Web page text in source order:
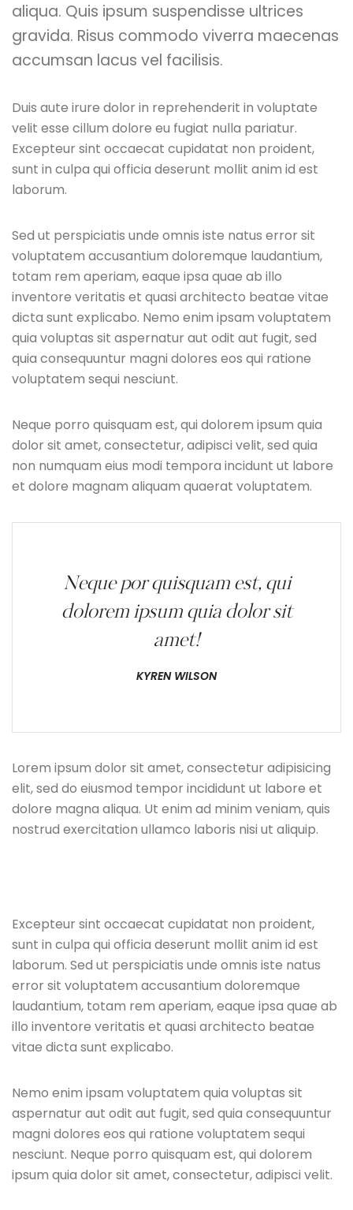
aliqua. Quis ipsum suspendisse ultrices
gravida. Risus commodo viverra maecenas
accumsan lacus vel facilisis.
Duis aute irure dolor in reprehenderit in voluptate
velit esse cillum dolore eu fugiat nulla pariatur.
Excepteur sint occaecat cupidatat non proident,
sunt in culpa qui officia deserunt mollit anim id est
laborum.
Sed ut perspiciatis unde omnis iste natus error sit
voluptatem accusantium doloremque laudantium,
totam rem aperiam, eaque ipsa quae ab illo
inventore veritatis et quasi architecto beatae vitae
dicta sunt explicabo. Nemo enim ipsam voluptatem
quia voluptas sit aspernatur aut odit aut fugit, sed
quia consequuntur magni dolores eos qui ratione
voluptatem sequi nesciunt.
Neque porro quisquam est, qui dolorem ipsum quia
dolor sit amet, consectetur, adipisci velit, sed quia
non numquam eius modi tempora incidunt ut labore
et dolore magnam aliquam quaerat voluptatem.
Neque por quisquam est, qui
dolorem ipsum quia dolor sit
amet!
KYREN WILSON
Lorem ipsum dolor sit amet, consectetur adipisicing
elit, sed do eiusmod tempor incididunt ut labore et
dolore magna aliqua. Ut enim ad minim veniam, quis
nostrud exercitation ullamco laboris nisi ut aliquip.
Excepteur sint occaecat cupidatat non proident,
sunt in culpa qui officia deserunt mollit anim id est
laborum. Sed ut perspiciatis unde omnis iste natus
error sit voluptatem accusantium doloremque
laudantium, totam rem aperiam, eaque ipsa quae ab
illo inventore veritatis et quasi architecto beatae
vitae dicta sunt explicabo.
Nemo enim ipsam voluptatem quia voluptas sit
aspernatur aut odit aut fugit, sed quia consequuntur
magni dolores eos qui ratione voluptatem sequi
nesciunt. Neque porro quisquam est, qui dolorem
ipsum quia dolor sit amet, consectetur, adipisci velit.